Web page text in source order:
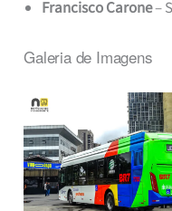
Francisco Carone–
Galeria de Imagens